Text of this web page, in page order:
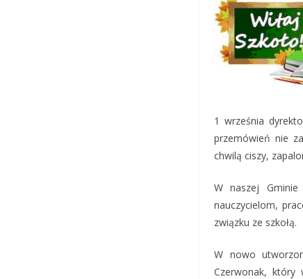
1 września
przemówień nie
chwilą ciszy,
W naszej Gminie
nauczycielom,
związku ze szkołą.
W nowo
Czerwonak, który